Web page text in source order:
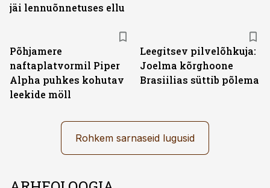
jäi lennuõnnetuses ellu
Põhjamere
naftaplatvormil Piper
Alpha puhkes kohutav
leekide möll
Leegitsev pilvelõhkuja:
Joelma kõrghoone
Brasiilias süttib põlema
Rohkem sarnaseid lugusid